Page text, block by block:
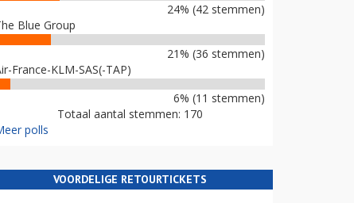
24% (42 stemmen)
Blue Group
21% (36 stemmen)
France-KLM-SAS(-TAP)
6% (11 stemmen)
Totaal aantal stemmen: 170
polls
VOORDELIGE RETOURTICKETS